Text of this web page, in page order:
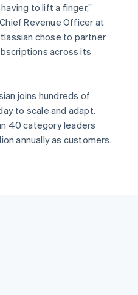
to lift a finger,”
Revenue Officer at
chose to partner
across its
joins hundreds of
to scale and adapt.
40 category leaders
annually as customers.